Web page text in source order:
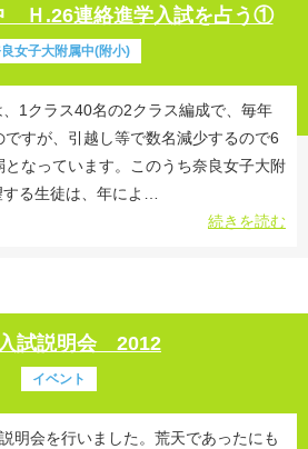
Ｈ.26連絡進学入試を占う①
女子大附属中(附小)
1クラス40名の2クラス編成で、毎年
すが、引越し等で数名減少するので6
なっています。このうち奈良女子大附
る生徒は、年によ…
続きを読む
試説明会 2012
イベント
明会を行いました。荒天であったにも
でのお問い合わせ